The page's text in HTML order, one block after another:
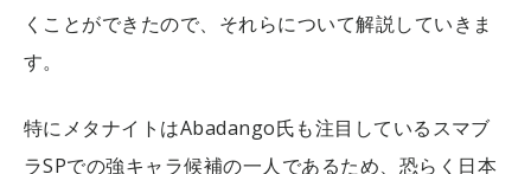
くことができたので、それらについて解説していきま
す。
特にメタナイトはAbadango氏も注目しているスマブ
ラSPでの強キャラ候補の一人であるため、恐らく日本